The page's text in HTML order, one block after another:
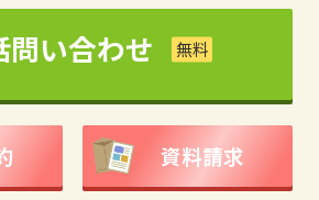
問い合わせ
資料請求